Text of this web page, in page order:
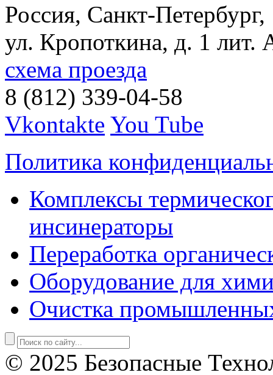
Россия, Санкт-Петербург,
ул. Кропоткина, д. 1 лит.
схема проезда
8 (812) 339-04-58
Vkontakte You Tube
Политика
Комплексы
инсинераторы
Переработка
Оборудование для
Очистка
© 2025 Безопасные